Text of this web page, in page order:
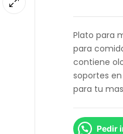
Plato para
para
contiene
soportes
para tu
Pedir